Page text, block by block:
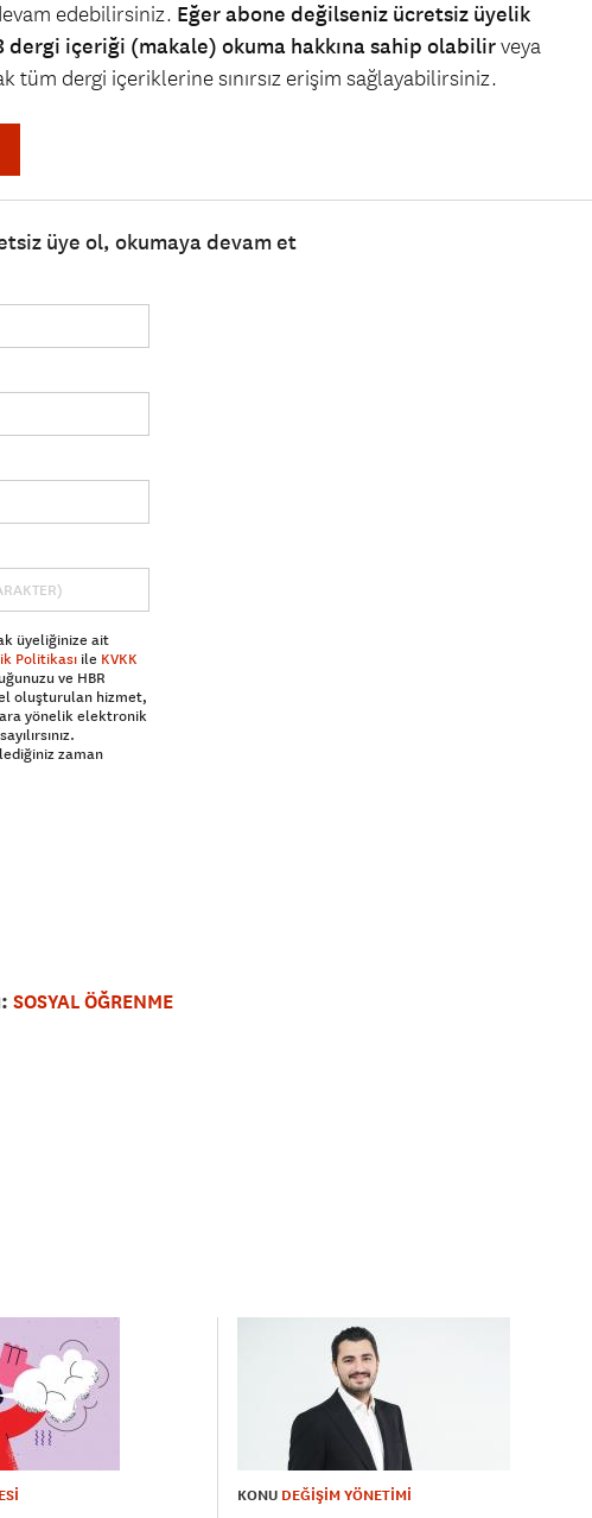
edebilirsiniz. Eğer abone değilseniz ücretsiz üyelik
dergi içeriği (makale) okuma hakkına sahip olabilirveya
tüm dergi içeriklerine sınırsız erişim sağlayabilirsiniz.
üye ol, okumaya devam et
üyeliğinize ait
Politikası ile KVKK
ve HBR
oluşturulan hizmet,
yönelik elektronik
zaman
SOSYAL ÖĞRENME
KONU DEĞİŞİM YÖNETİMİ